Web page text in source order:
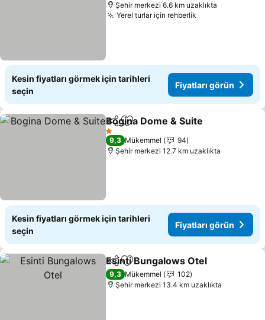
Şehir merkezi 6.6 km uzaklıkta
Yerel turlar için rehberlik
Kesin fiyatları görmek için tarihleri
seçin
Fiyatları görün
PaylaşFavorilerime ekle
Bogina Dome & Suite
1 Yıldız
9,3 Mükemmel
94
Şehir merkezi 12.7 km uzaklıkta
Kesin fiyatları görmek için tarihleri
seçin
Fiyatları görün
PaylaşFavorilerime ekle
Esinti Bungalows Otel
9,3 Mükemmel
102
Şehir merkezi 13.4 km uzaklıkta